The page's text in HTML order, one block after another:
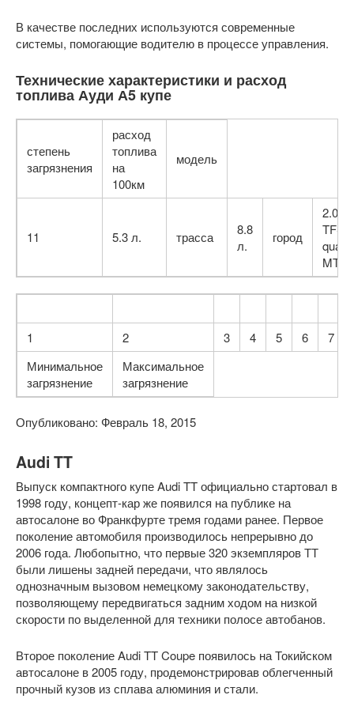
В качестве последних используются современные
системы, помогающие водителю в процессе управления.
Технические характеристики и расход
топлива Ауди А5 купе
степень
загрязнения
расход
топлива
на
100км
модель
11 5.3 л. трасса
8.8
л.
город
2.0
TFSI
MT
1 2 3 4 5 6
7
Минимальное
загрязнение
Максимальное
загрязнение
Опубликовано: Февраль 18, 2015
Audi TT
Выпуск компактного купе Audi TT официально стартовал в
1998 году, концепт-кар же появился на публике на
автосалоне во Франкфурте тремя годами ранее. Первое
поколение автомобиля производилось непрерывно до
2006 года. Любопытно, что первые 320 экземпляров ТТ
были лишены задней передачи, что являлось
однозначным вызовом немецкому законодательству,
позволяющему передвигаться задним ходом на низкой
скорости по выделенной для техники полосе автобанов.
Второе поколение Audi TT Coupe появилось на Токийском
автосалоне в 2005 году, продемонстрировав облегченный
прочный кузов из сплава алюминия и стали.